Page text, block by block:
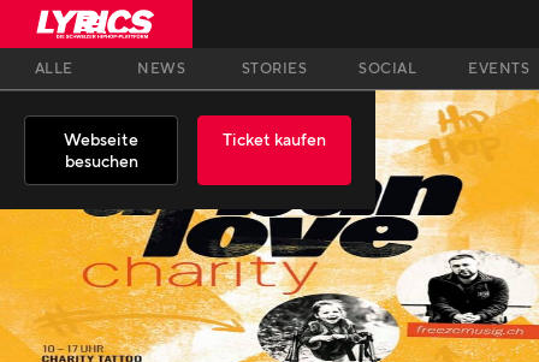
ALLE NEWS STORIES SOCIAL EVENTS
Webseite
besuchen
Ticket kaufen